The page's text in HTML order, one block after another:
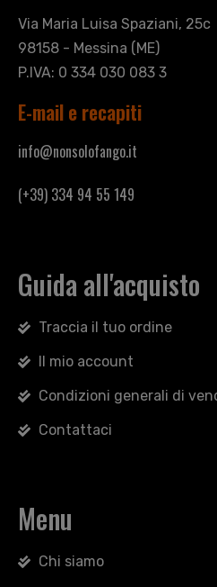
Via Maria Luisa Spaziani, 25c
98158 - Messina (ME)
P.IVA: 0 334 030 083 3
E-mail e recapiti
info@nonsolofango.it
(+39) 334 94 55 149
Guida all'acquisto
Traccia il tuo ordine
Il mio account
Condizioni generali di
Contattaci
Menu
Chi siamo